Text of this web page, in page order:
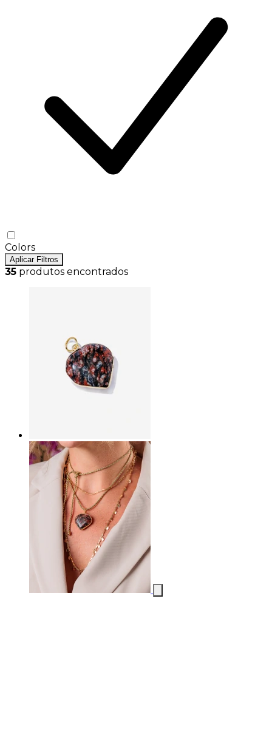
Colors
Aplicar Filtros
35 produtos encontrados